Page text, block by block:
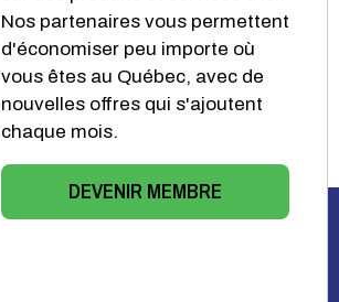
Nos partenaires vous permettent
d'économiser peu importe où
vous êtes au Québec, avec de
nouvelles offres qui s'ajoutent
chaque mois.
DEVENIR MEMBRE